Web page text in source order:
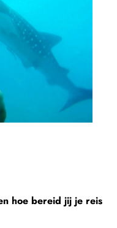
hoe bereid jij je reis